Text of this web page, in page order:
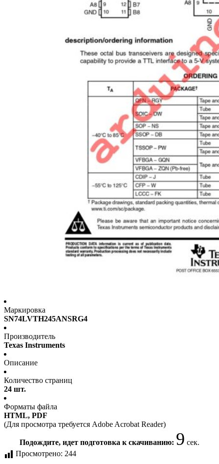
Маркировка
SN74LVTH245ANSRG4
Производитель
Texas Instruments
Описание
Количество страниц
24 шт.
Форматы файла
HTML, PDF
(Для просмотра требуется Adobe Acrobat Reader)
Подождите, идет подготовка к скачиванию: 8 сек.
Просмотрено: 244